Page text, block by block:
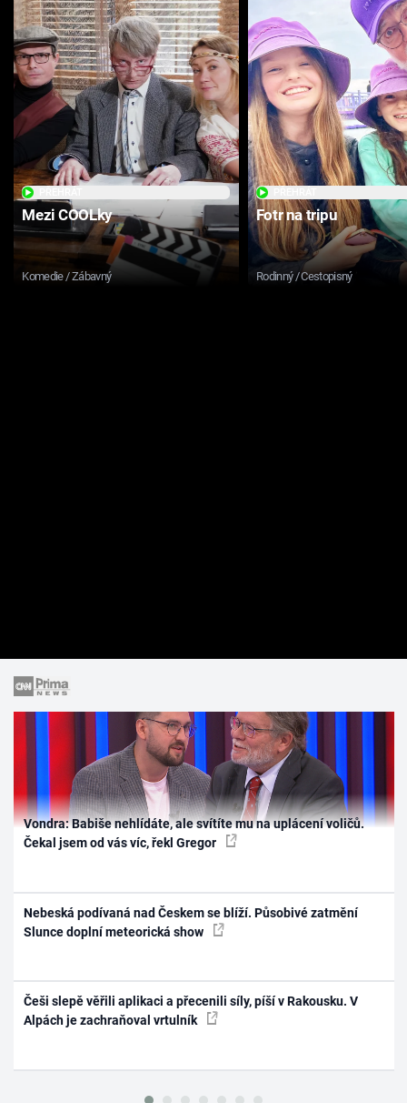
Mezi COOLky
Komedie / Zábavný
Fotr na tripu
Rodinný / Cestopisný
Vondra: Babiše nehlídáte, ale svítíte mu na uplácení voličů.
Čekal jsem od vás víc, řekl Gregor
Nebeská podívaná nad Českem se blíží. Působivé zatmění
Slunce doplní meteorická show
Češi slepě věřili aplikaci a přecenili síly, píší v Rakousku. V
Alpách je zachraňoval vrtulník